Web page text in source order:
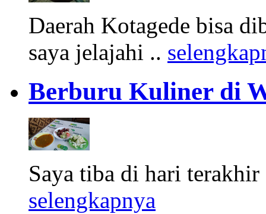
Daerah Kotagede bisa
saya jelajahi ..
Berburu Kuliner di
Saya tiba di hari terakhir
selengkapnya